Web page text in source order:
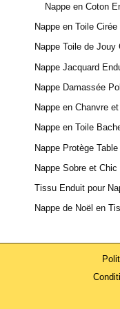
Nappe en Coton
Nappe en Toile Cirée
Nappe Toile de Jouy
Nappe Jacquard
Nappe Damassée
Nappe en Chanvre
Nappe en Toile
Nappe Protège
Nappe Sobre et Chic
Tissu Enduit pour
Nappe de Noël en